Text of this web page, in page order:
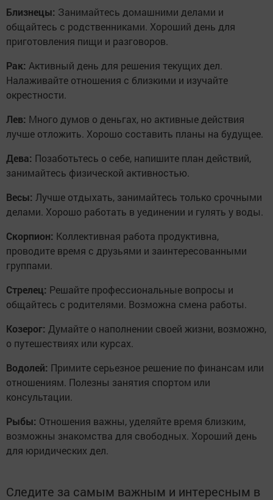
Близнецы: Занимайтесь домашними делами и
общайтесь с родственниками. Хороший день для
приготовления пищи и разговоров.
Рак: Активный день для решения текущих дел.
Налаживайте отношения с близкими и изучайте
окрестности.
Лев: Много думов о деньгах, но активные действия
лучше отложить. Хорошо составить планы на будущее.
Дева: Позаботьтесь о себе, напишите план действий,
занимайтесь физической активностью.
Весы: Лучше отдыхать, занимайтесь только срочными
делами. Хорошо работать в уединении и гулять у воды.
Скорпион: Коллективная работа продуктивна,
проводите время с друзьями и заинтересованными
группами.
Стрелец: Решайте профессиональные вопросы и
общайтесь с родителями. Возможна смена работы.
Козерог: Думайте о наполнении своей жизни, возможно,
о путешествиях или курсах.
Водолей: Примите серьезное решение по финансам или
отношениям. Полезны занятия спортом или
консультации.
Рыбы: Отношения важны, уделяйте время близким,
возможны знакомства для свободных. Хороший день
для юридических дел.
Следите за самым важным и интересным в